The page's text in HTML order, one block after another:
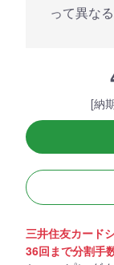
って異な
[納
三井住友カード
36回まで分割手